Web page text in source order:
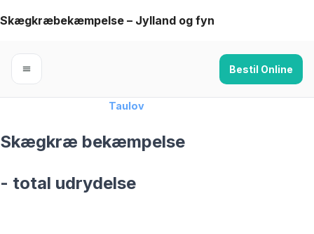
Skip
content
Skægkræbekæmpelse – Jylland og fyn
Bestil Online
Taulov
Skægkræ bekæmpelse
- total udrydelse